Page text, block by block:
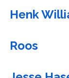
Henk
Roos